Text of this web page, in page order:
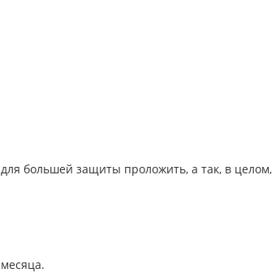
большей защиты проложить, а так, в целом,